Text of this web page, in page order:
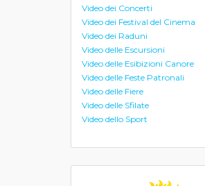
Video dei Concerti
Video dei Festival del Cinema
Video dei Raduni
Video delle Escursioni
Video delle Esibizioni Canore
Video delle Feste Patronali
Video delle Fiere
Video delle Sfilate
Video dello Sport